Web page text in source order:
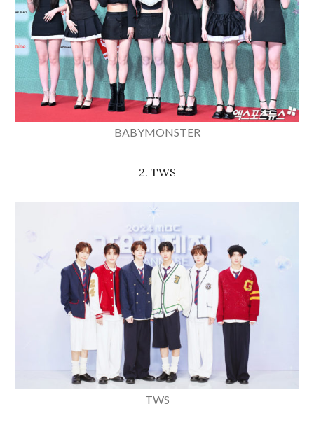
BABYMONSTER
2. TWS
TWS